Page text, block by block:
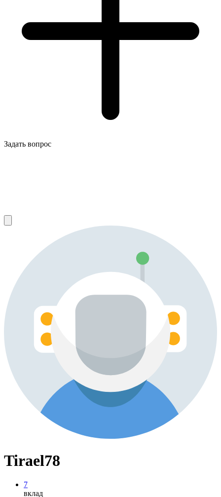
Задать вопрос
Tirael78
7
вклад